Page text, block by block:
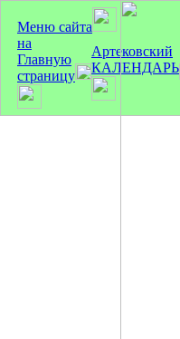
Меню сайта
на
Главную
страницу
Артековский
КАЛЕНДАРЬ